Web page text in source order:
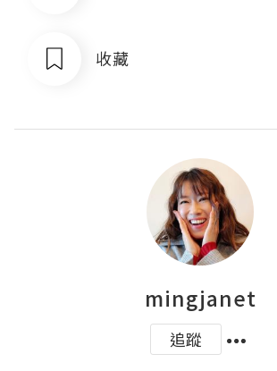
收藏
mingjanet
追蹤